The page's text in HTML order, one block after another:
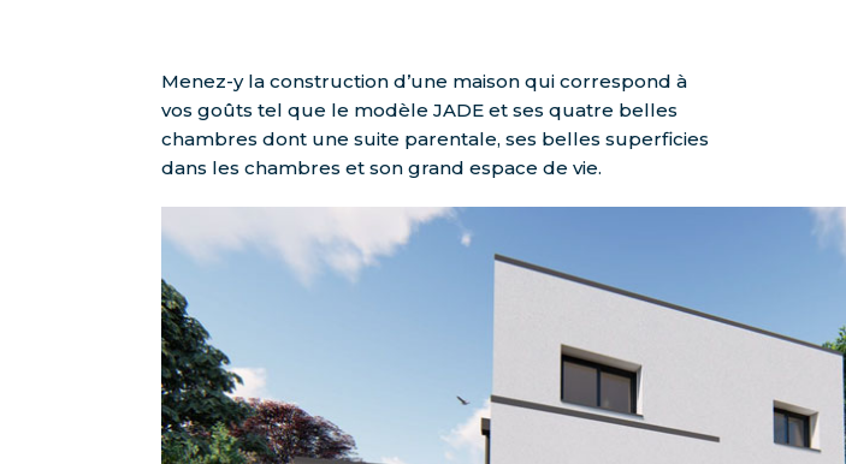
Menez-y la construction d’une maison qui correspond à
vos goûts tel que le modèle JADE et ses quatre belles
chambres dont une suite parentale, ses belles superficies
dans les chambres et son grand espace de vie.